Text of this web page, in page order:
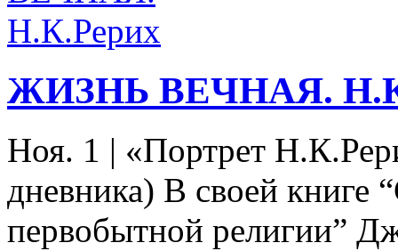
ЖИЗНЬ ВЕЧНАЯ.
Ноя. 1 | «Портрет
дневника) В своей книге
первобытной религии”